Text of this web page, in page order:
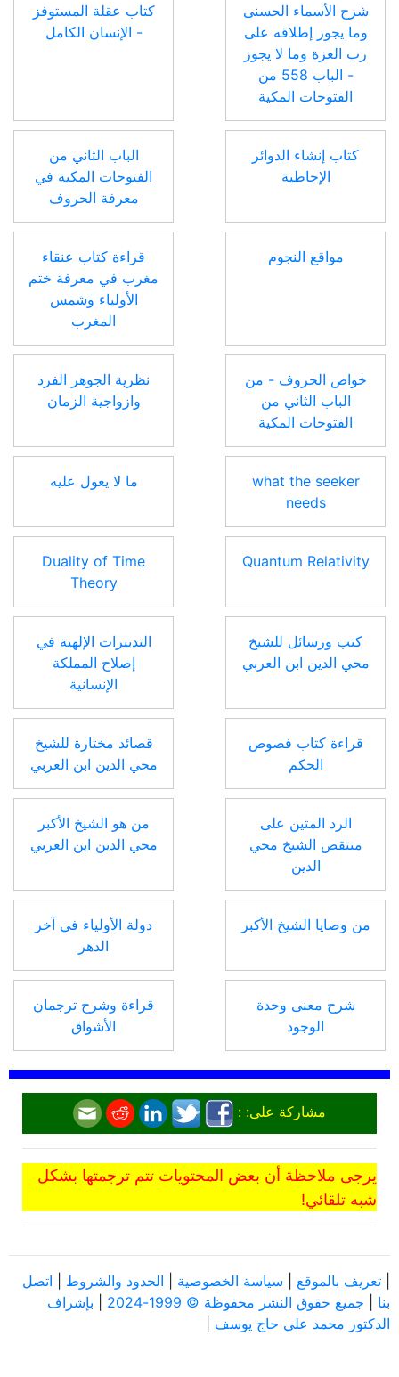
شرح الأسماء الحسنى
وما يجوز إطلاقه على
رب العزة وما لا يجوز
- الباب 558 من
الفتوحات المكية
كتاب عقلة المستوفز
- الإنسان الكامل
كتاب إنشاء الدوائر
الإحاطية
الباب الثاني من
الفتوحات المكية في
معرفة الحروف
مواقع النجوم
قراءة كتاب عنقاء
مغرب في معرفة ختم
الأولياء وشمس
المغرب
خواص الحروف - من
الباب الثاني من
الفتوحات المكية
نظرية الجوهر الفرد
وازواجية الزمان
what the seeker
needs
ما لا يعول عليه
Quantum Relativity
Duality of Time
Theory
كتب ورسائل للشيخ
محي الدين ابن العربي
التدبيرات الإلهية في
إصلاح المملكة
الإنسانية
قراءة كتاب فصوص
الحكم
قصائد مختارة للشيخ
محي الدين ابن العربي
الرد المتين على
منتقص الشيخ محي
الدين
من هو الشيخ الأكبر
محي الدين ابن العربي
من وصايا الشيخ الأكبر
دولة الأولياء في آخر
الدهر
شرح معنى وحدة
الوجود
قراءة وشرح ترجمان
الأشواق
مشاركة على: :
يرجى ملاحظة أن بعض المحتويات تتم ترجمتها بشكل
شبه تلقائي!
تعريف بالموقع سياسة الخصوصية الحدود والشروط
اتصل
بنا
جميع حقوق النشر محفوظة © 1999-2024
بإشراف
الدكتور محمد علي حاج يوسف